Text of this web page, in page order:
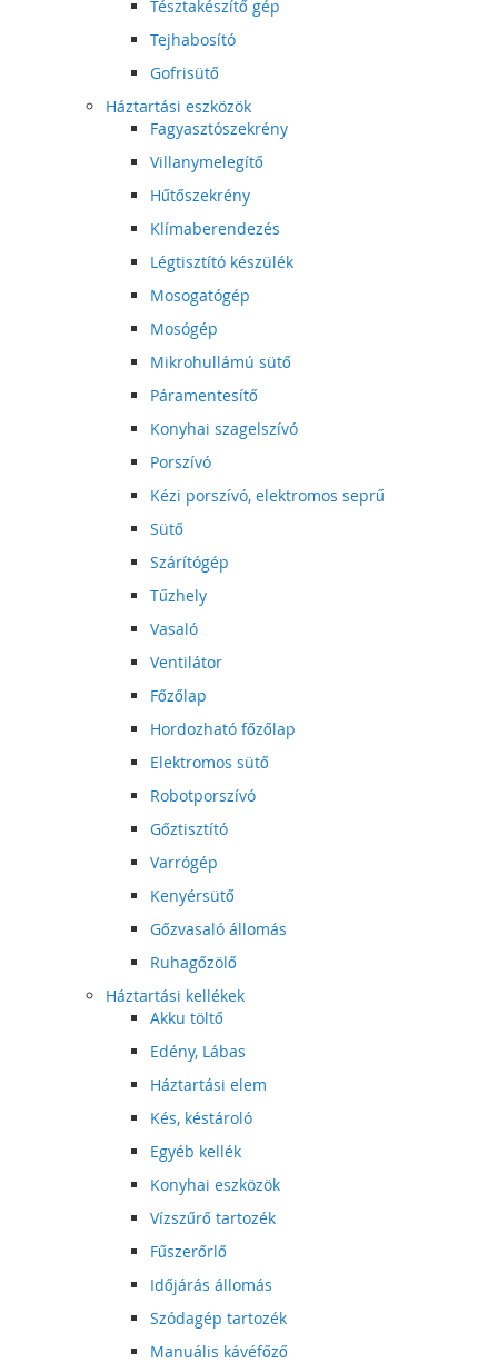
Tésztakészítő gép
Tejhabosító
Gofrisütő
Háztartási eszközök
Fagyasztószekrény
Villanymelegítő
Hűtőszekrény
Klímaberendezés
Légtisztító készülék
Mosogatógép
Mosógép
Mikrohullámú sütő
Páramentesítő
Konyhai szagelszívó
Porszívó
Kézi porszívó, elektromos seprű
Sütő
Szárítógép
Tűzhely
Vasaló
Ventilátor
Főzőlap
Hordozható főzőlap
Elektromos sütő
Robotporszívó
Gőztisztító
Varrógép
Kenyérsütő
Gőzvasaló állomás
Ruhagőzölő
Háztartási kellékek
Akku töltő
Edény, Lábas
Háztartási elem
Kés, késtároló
Egyéb kellék
Konyhai eszközök
Vízszűrő tartozék
Fűszerőrlő
Időjárás állomás
Szódagép tartozék
Manuális kávéfőző